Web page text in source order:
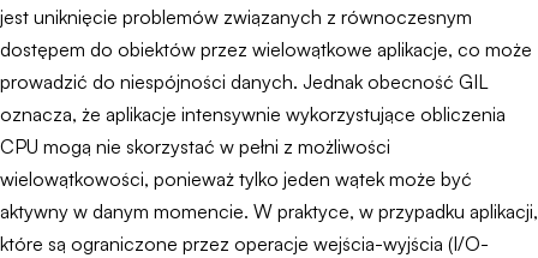
jest uniknięcie problemów związanych z równoczesnym
dostępem do obiektów przez wielowątkowe aplikacje, co może
prowadzić do niespójności danych. Jednak obecność GIL
oznacza, że aplikacje intensywnie wykorzystujące obliczenia
CPU mogą nie skorzystać w pełni z możliwości
wielowątkowości, ponieważ tylko jeden wątek może być
aktywny w danym momencie. W praktyce, w przypadku aplikacji,
które są ograniczone przez operacje wejścia-wyjścia (I/O-